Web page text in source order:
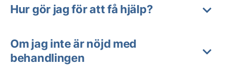
Hur gör jag för att få hjälp?
Om jag inte är nöjd med
behandlingen